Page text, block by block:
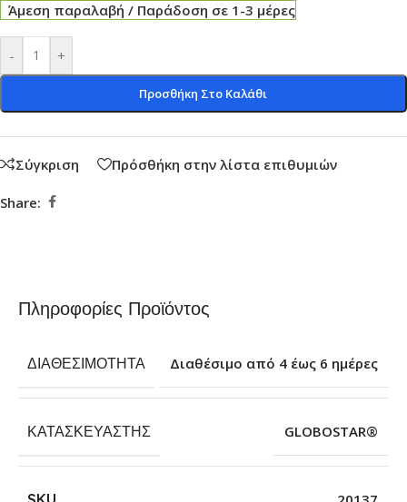
Άμεση παραλαβή / Παράδοση σε 1-3 μέρες
- +
Προσθήκη Στο Καλάθι
Σύγκριση Πρόσθήκη στην λίστα επιθυμιών
Share:
Πληροφορίες Προϊόντος
ΔΙΑΘΕΣΙΜΌΤΗΤΑ Διαθέσιμο από 4 έως 6 ημέρες
ΚΑΤΑΣΚΕΥΑΣΤΉΣ GLOBOSTAR®